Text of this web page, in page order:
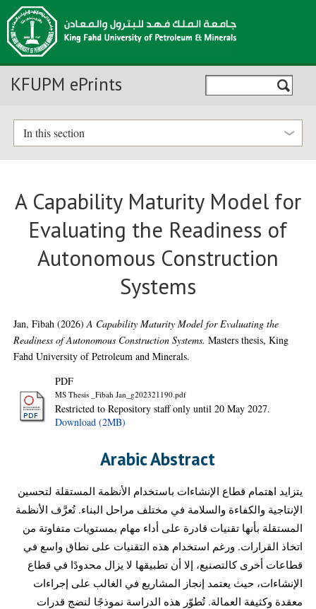
KFUPM ePrints
In this section
A Capability Maturity Model for
Evaluating the Readiness of
Autonomous Construction
Systems
Jan, Fibah (2026)A Capability Maturity Model for Evaluating the
Readiness of Autonomous Construction Systems. Masters thesis, King
Fahd University of Petroleum and Minerals.
PDF
MS Thesis _Fibah Jan_g202321190.pdf
Restricted to Repository staff only until 20 May 2027.
Download (2MB)
Arabic Abstract
يتزايد اهتمام قطاع الإنشاءات باستخدام الأنظمة المستقلة لتحسين
الإنتاجية والكفاءة والسلامة في مختلف مراحل البناء. تُعرَّف الأنظمة
المستقلة بأنها تقنيات قادرة على أداء مهام بمستويات متفاوتة من
اتخاذ القرارات. ورغم استخدام هذه التقنيات على نطاق واسع في
قطاعات أخرى كالتصنيع، إلا أن تطبيقها لا يزال محدودًا في قطاع
الإنشاءات، حيث يعتمد إنجاز المشاريع في الغالب على إجراءات
معقدة وكثيفة العمالة. تُطوّر هذه الدراسة نموذجًا لنضج قدرات